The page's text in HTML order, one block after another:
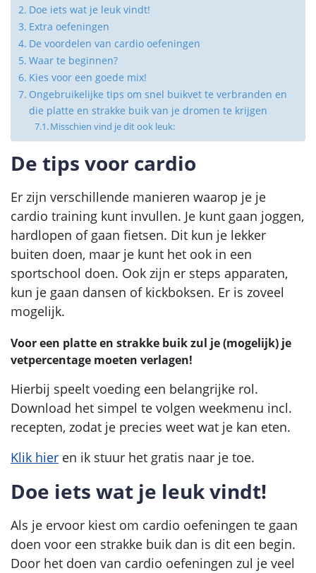
Doe iets wat je leuk vindt!
Extra oefeningen
De voordelen van cardio oefeningen
Waar te beginnen?
Kies voor een goede mix!
Ongebruikelijke tips om snel buikvet te verbranden en
die platte en strakke buik van je dromen te krijgen
Misschien vind je dit ook leuk:
De tips voor cardio
Er zijn verschillende manieren waarop je je
cardio training kunt invullen. Je kunt gaan joggen,
hardlopen of gaan fietsen. Dit kun je lekker
buiten doen, maar je kunt het ook in een
sportschool doen. Ook zijn er steps apparaten,
kun je gaan dansen of kickboksen. Er is zoveel
mogelijk.
Voor een platte en strakke buik zul je (mogelijk) je
vetpercentage moeten verlagen!
Hierbij speelt voeding een belangrijke rol.
Download het simpel te volgen weekmenu incl.
recepten, zodat je precies weet wat je kan eten.
Klik hier en ik stuur het gratis naar je toe.
Doe iets wat je leuk vindt!
Als je ervoor kiest om cardio oefeningen te gaan
doen voor een strakke buik dan is dit een begin.
Door het doen van cardio oefeningen zul je veel